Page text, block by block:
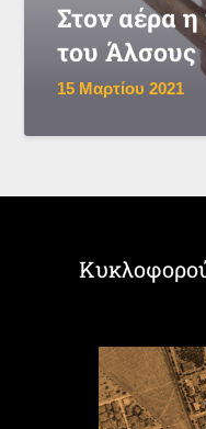
Στον αέρα
του Άλσους
15 Μαρτίου 2021